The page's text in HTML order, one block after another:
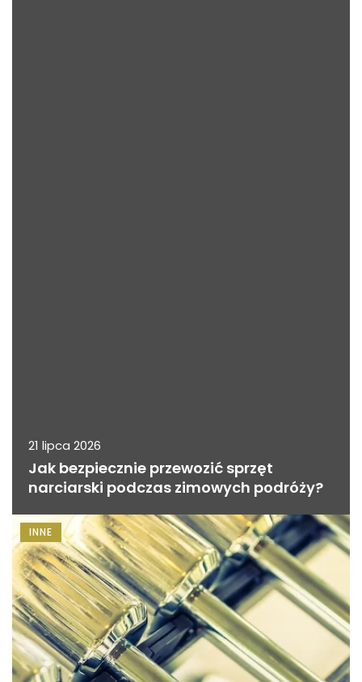
21 lipca 2026
Jak bezpiecznie przewozić sprzęt
narciarski podczas zimowych podróży?
INNE